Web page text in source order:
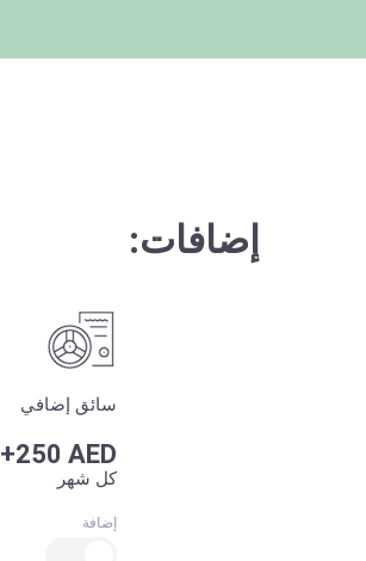
إضافات:
سائق إضافي
+250 AED
كل شهر
إضافة